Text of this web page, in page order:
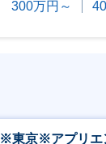
300万円～
※東京※アプリエ